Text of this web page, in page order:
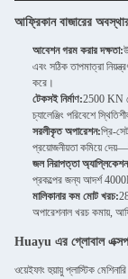
আফ্রিকান বাজারের
আবেশন গরম করার দক্ষতা:
এবং সঠিক তাপমাত্রা
করে।
টেকসই নির্মাণ:2500 KN
চ্যালেঞ্জিং পরিবেশে
সরলীকৃত অপারেশন:প্রি-
প্রয়োজনীয়তা কমিয়ে
জল নিরাপত্তা
প্রকল্পের জন্য আদর্শ
মালিকানার কম মোট খরচ:
অপারেশনাল খরচ কমায়,
Huayu এর গ্লোবাল
ওয়েইফাং হুয়ায়ু প্লাস্টিক